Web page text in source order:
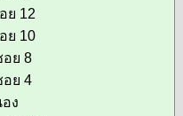
ย 12
ย 10
ย 8
ย 4
ง